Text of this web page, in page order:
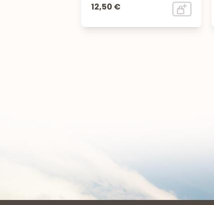
12,50 €